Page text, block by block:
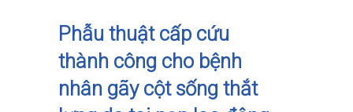
Phẫu thuật cấp cứu
thành công cho bệnh
nhân gãy cột sống thắt